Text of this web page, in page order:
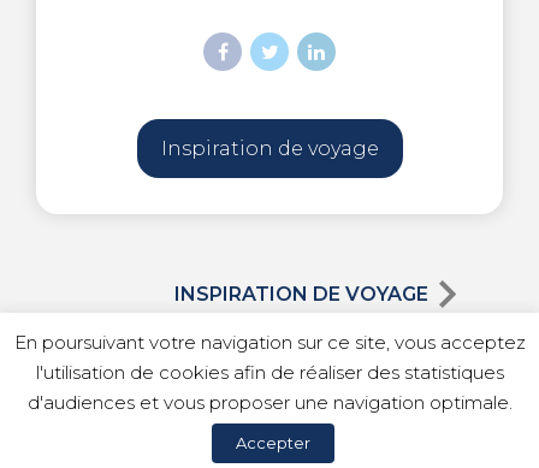
Inspiration de voyage
INSPIRATION DE VOYAGE
© Copyright 2023 Idilic Voyages |Mentions légales
Politique de confidentialité |Politique de cookies
En poursuivant votre navigation sur ce site, vous acceptez
l'utilisation de cookies afin de réaliser des statistiques
d'audiences et vous proposer une navigation optimale.
Accepter